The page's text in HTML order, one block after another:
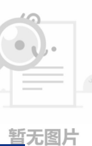
供****、优价的产品。2017
，我们会在**时间解决客户
用户国庆节、中秋节快乐。